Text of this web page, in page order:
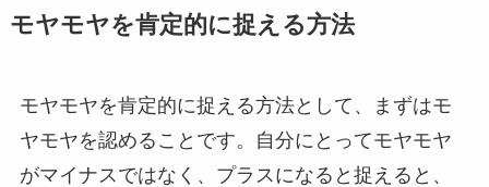
モヤモヤを肯定的に捉える方法
モヤモヤを肯定的に捉える方法として、まずはモ
ヤモヤを認めることです。自分にとってモヤモヤ
がマイナスではなく、プラスになると捉えると、